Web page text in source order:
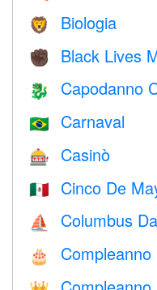
🦁 Biologia
✊🏿 Black Lives
🐉 Capodanno
🇧🇷 Carnaval
🎰 Casinò
🇲🇽 Cinco De
⛵️ Columbus
🎂 Compleanno